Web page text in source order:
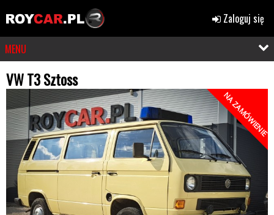
Zaloguj się
MENU
VW T3 Sztoss
NA ZAMÓWIENIE